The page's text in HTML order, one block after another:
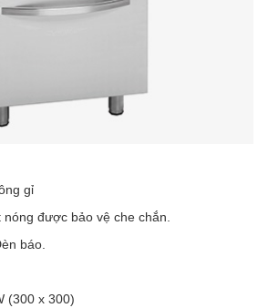
gỉ
được bảo vệ che chắn.
báo.
(300 x 300)